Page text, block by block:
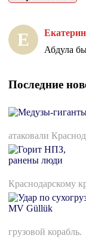
Е
Абдула
Последние
атаковали
Краснодарскому
грузовой корабль.